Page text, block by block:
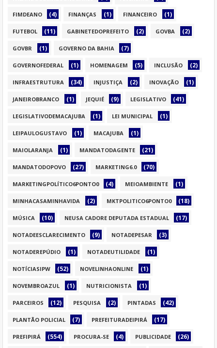
FIMDEANO (4) FINANÇAS (1) FINANCEIRO (1)
FUTEBOL (11) GABINETEDOPREFEITO (2) GOVBA (2)
GOVBR (1) GOVERNO DA BAHIA (7)
GOVERNOFEDERAL (1) HOMENAGEM (5) INCLUSÃO (2)
INFRAESTRUTURA (34) INJUSTIÇA (2) INOVAÇÃO (1)
JANEIROBRANCO (1) JEQUIÉ (9) LEGISLATIVO (41)
LEGISLATIVODEMACAJUBA (1) LEI MUNICIPAL (1)
LEIPAULOGUSTAVO (1) MACAJUBA (1)
MAIOLARANJA (1) MANDATODAGENTE (21)
MANDATODOPOVO (27) MARKETING6.0 (70)
MARKETINGPOLÍTICO6PONTO0 (4) MEIOAMBIENTE (1)
MINHACASAMINHAVIDA (2) MKTPOLITICO6PONTO0 (18)
MÚSICA (10) NEUSA CADORE DEPUTADA ESTADUAL (17)
NOTADEESCLARECIMENTO (9) NOTADEPESAR (3)
NOTADEREPÚDIO (1) NOTADEUTILIDADE (1)
NOTÍCIASIPW (52) NOVELINHAONLINE (1)
NOVEMBROAZUL (1) NUTRICIONISTA (1)
PARCEIROS (12) PESQUISA (2) PINTADAS (42)
PLANTÃO POLICIAL (7) PREFEITURADEIPIRÁ (17)
PREFIPIRÁ (554) PROCURA-SE (4) PUBLICIDADE (26)